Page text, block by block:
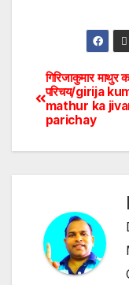
गिरिजाकुमार माथुर
परिचय/girija
mathur ka
parichay